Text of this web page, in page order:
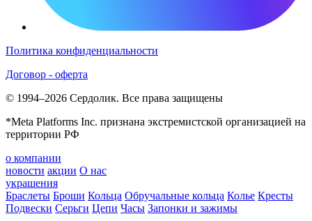
Политика конфиденциальности
Договор - оферта
© 1994–2026 Сердолик. Все права защищены
*Meta Platforms Inc. признана экстремистской организацией на
территории РФ
о компании
новости акции О нас
украшения
Браслеты Броши Кольца Обручальные кольца Колье Кресты
Подвески Серьги Цепи Часы Запонки и зажимы